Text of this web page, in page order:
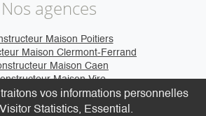
Nos agences
Maison Poitiers
Maison Clermont-Ferrand
Maison Caen
Maison Vire
vos informations personnelles
Visitor Statistics, Essential .